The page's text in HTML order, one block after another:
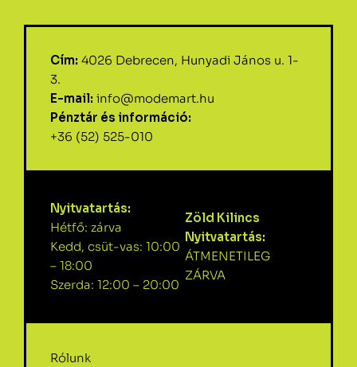
Cím: 4026 Debrecen, Hunyadi János u. 1-
3.
E-mail: info@modemart.hu
Pénztár és információ:
+36 (52) 525-010
Nyitvatartás:
Hétfő: zárva
Kedd, csüt-vas: 10:00
– 18:00
Szerda: 12:00 – 20:00
Zöld Kilincs
Nyitvatartás:
ÁTMENETILEG
ZÁRVA
Rólunk